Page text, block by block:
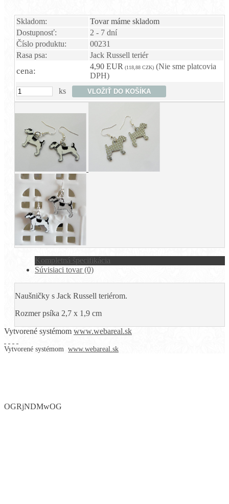
Skladom:
Tovar máme skladom
Dostupnosť:
2 - 7 dní
Číslo produktu:
00231
Rasa psa:
Jack Russell teriér
cena: 4,90 EUR (118,88 CZK) (Nie sme platcovia
DPH)
ks
Kompletná špecifikácia
Súvisiaci tovar (0)
Naušničky s Jack Russell teriérom.
Rozmer psíka 2,7 x 1,9 cm
Vytvorené systémom www.webareal.sk
Vytvorené systémom www.webareal.sk
OGRjNDMwOG